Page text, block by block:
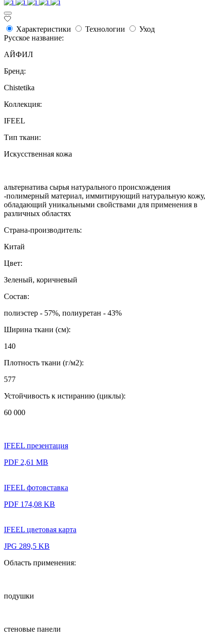
Характеристики Технологии
Уход
Русское название:
АЙФИЛ
Бренд:
Chistetika
Коллекция:
IFEEL
Тип ткани:
Искусственная кожа
альтернатива сырья натурального происхождения
-полимерный материал, иммитирующий натуральную кожу,
обладающий уникальными свойствами для применения в
различных областях
Страна-производитель:
Китай
Цвет:
Зеленый, коричневый
Состав:
полиэстер - 57%, полиуретан - 43%
Ширина ткани (см):
140
Плотность ткани (г/м2):
577
Устойчивость к истиранию (циклы):
60 000
IFEEL презентация
PDF 2,61 MB
IFEEL фотовставка
PDF 174,08 KB
IFEEL цветовая карта
JPG 289,5 KB
Область применения:
подушки
стеновые панели